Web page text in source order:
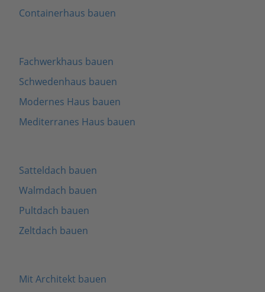
Containerhaus bauen
Fachwerkhaus bauen
Schwedenhaus bauen
Modernes Haus bauen
Mediterranes Haus bauen
Satteldach bauen
Walmdach bauen
Pultdach bauen
Zeltdach bauen
Mit Architekt bauen